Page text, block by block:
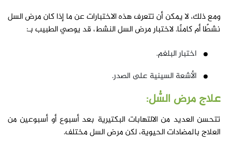
ومع ذلك، لا يمكن أن تتعرف هذه الاختبارات عن ما إذا كان مرض السل
نشطًا أم كامنًا. لاختبار مرض السل النشط، قد يوصي الطبيب بـ:
اختبار البلغم.
الأشعة السينية على الصدر.
علاج مرض السُّل:
تتحسن العديد من الالتهابات البكتيرية بعد أسبوع أو أسبوعين من
العلاج بالمضادات الحيوية، لكن مرض السل مختلف.